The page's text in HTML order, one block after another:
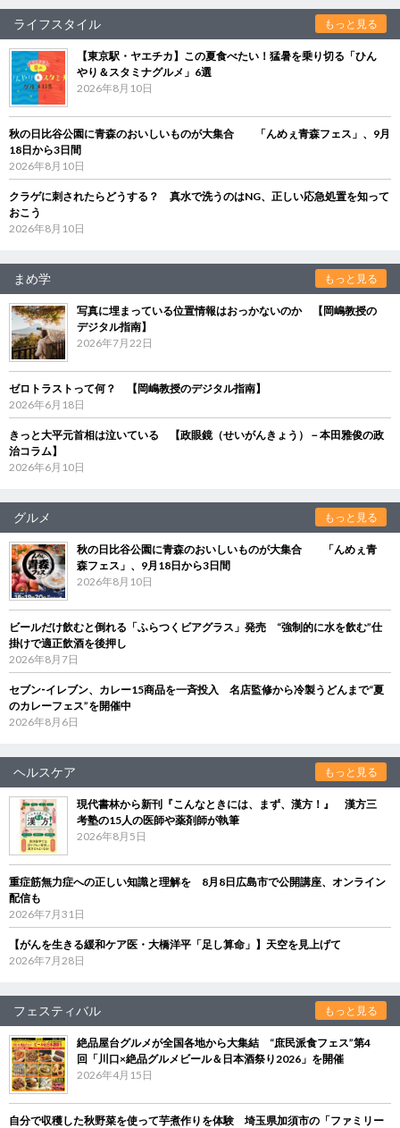
ライフスタイル もっと見る
【東京駅・ヤエチカ】この夏食べたい！猛暑を乗り切る「ひん
やり＆スタミナグルメ」6選
2026年8月10日
秋の日比谷公園に青森のおいしいものが大集合 「んめぇ青森フェス」、9月
18日から3日間
2026年8月10日
クラゲに刺されたらどうする？ 真水で洗うのはNG、正しい応急処置を知って
おこう
2026年8月10日
まめ学 もっと見る
写真に埋まっている位置情報はおっかないのか 【岡嶋教授の
デジタル指南】
2026年7月22日
ゼロトラストって何？ 【岡嶋教授のデジタル指南】
2026年6月18日
きっと大平元首相は泣いている 【政眼鏡（せいがんきょう）－本田雅俊の政
治コラム】
2026年6月10日
グルメ もっと見る
秋の日比谷公園に青森のおいしいものが大集合 「んめぇ青
森フェス」、9月18日から3日間
2026年8月10日
ビールだけ飲むと倒れる「ふらつくビアグラス」発売 “強制的に水を飲む”仕
掛けで適正飲酒を後押し
2026年8月7日
セブン‐イレブン、カレー15商品を一斉投入 名店監修から冷製うどんまで“夏
のカレーフェス”を開催中
2026年8月6日
ヘルスケア もっと見る
現代書林から新刊『こんなときには、まず、漢方！』 漢方三
考塾の15人の医師や薬剤師が執筆
2026年8月5日
重症筋無力症への正しい知識と理解を 8月8日広島市で公開講座、オンライン
配信も
2026年7月31日
【がんを生きる緩和ケア医・大橋洋平「足し算命」】天空を見上げて
2026年7月28日
フェスティバル もっと見る
絶品屋台グルメが全国各地から大集結 “庶民派食フェス”第4
回「川口×絶品グルメビール＆日本酒祭り2026」を開催
2026年4月15日
自分で収穫した秋野菜を使って芋煮作りを体験 埼玉県加須市の「ファミリー